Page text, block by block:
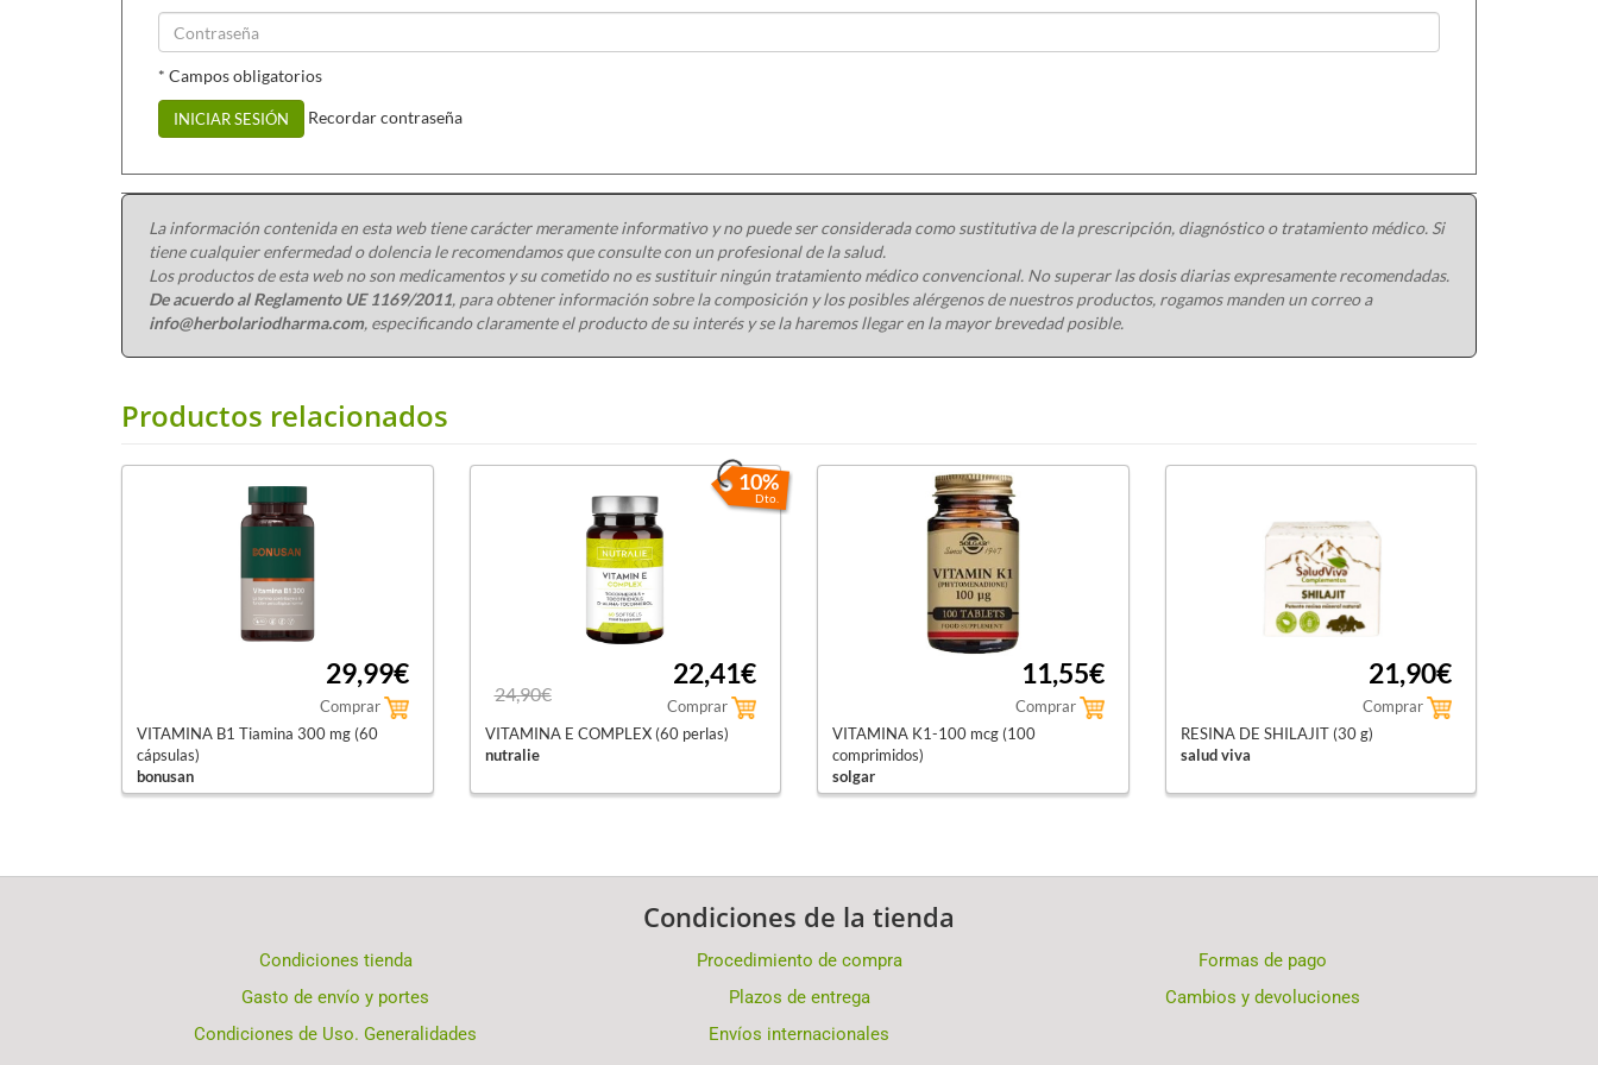
* Campos obligatorios
INICIAR SESIÓN Recordar contraseña
La información contenida en esta web tiene carácter meramente informativo y no puede ser considerada como sustitutiva de la prescripción, diagnóstico o tratamiento médico. Si
tiene cualquier enfermedad o dolencia le recomendamos que consulte con un profesional de la salud.
Los productos de esta web no son medicamentos y su cometido no es sustituir ningún tratamiento médico convencional. No superar las dosis diarias expresamente recomendadas.
De acuerdo al Reglamento UE 1169/2011, para obtener información sobre la composición y los posibles alérgenos de nuestros productos, rogamos manden un correo a
info@herbolariodharma.com, especificando claramente el producto de su interés y se la haremos llegar en la mayor brevedad posible.
Productos relacionados
29,99€
Comprar
VITAMINA B1 Tiamina 300 mg (60
cápsulas)
bonusan
10%
Dto.
24,90€
22,41€
Comprar
VITAMINA E COMPLEX (60 perlas)
nutralie
11,55€
Comprar
VITAMINA K1-100 mcg (100
comprimidos)
solgar
21,90€
Comprar
RESINA DE SHILAJIT (30 g)
salud viva
Condiciones de la tienda
Condiciones tienda Procedimiento de compra
Formas de pago
Gasto de envío y portes
Plazos de entrega
Cambios y devoluciones
Condiciones de Uso. Generalidades
Envíos internacionales